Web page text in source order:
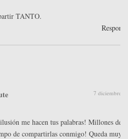
TANTO.
7 diciembre,
me hacen tus palabras! Millones de
de compartirlas conmigo! Queda muy